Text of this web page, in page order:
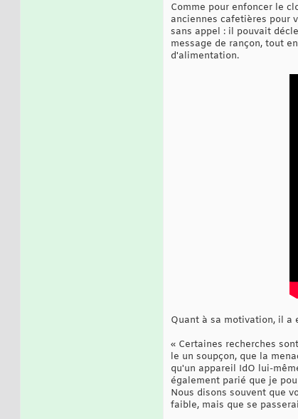
Comme pour enfoncer le
anciennes cafetières pour
sans appel : il pouvait
message de rançon, tout
d'alimentation.
Quant à sa motivation, il a
« Certaines recherches
le un soupçon, que la
qu'un appareil IdO lui-
également parié que je
Nous disons souvent que
faible, mais que se